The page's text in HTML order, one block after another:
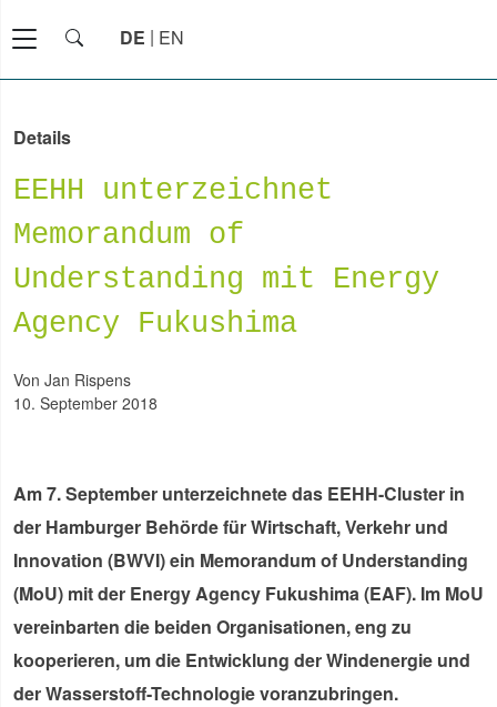
DE EN
Details
EEHH unterzeichnet
Memorandum of
Understanding mit Energy
Agency Fukushima
Am 7. September unterzeichnete das EEHH-Cluster in
der Hamburger Behörde für Wirtschaft, Verkehr und
Innovation (BWVI) ein Memorandum of Understanding
(MoU) mit der Energy Agency Fukushima (EAF). Im MoU
vereinbarten die beiden Organisationen, eng zu
kooperieren, um die Entwicklung der Windenergie und
der Wasserstoff-Technologie voranzubringen.
von Jan Rispens
10. September 2018